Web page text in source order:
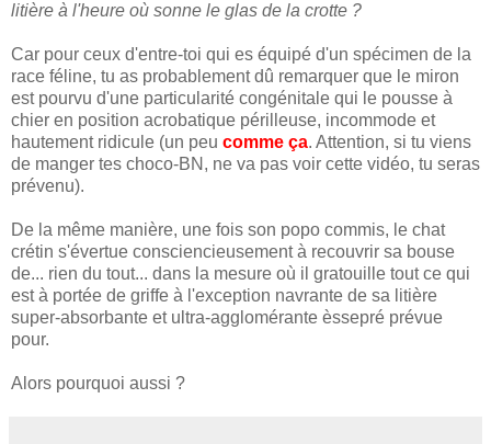
litière à l'heure où sonne le glas de la crotte ?
Car pour ceux d'entre-toi qui es équipé d'un spécimen de la
race féline, tu as probablement dû remarquer que le miron
est pourvu d'une particularité congénitale qui le pousse à
chier en position acrobatique périlleuse, incommode et
hautement ridicule (un peu comme ça. Attention, si tu viens
de manger tes choco-BN, ne va pas voir cette vidéo, tu seras
prévenu).
De la même manière, une fois son popo commis, le chat
crétin s'évertue consciencieusement à recouvrir sa bouse
de... rien du tout... dans la mesure où il gratouille tout ce qui
est à portée de griffe à l'exception navrante de sa litière
super-absorbante et ultra-agglomérante èssepré prévue
pour.
Alors pourquoi aussi ?